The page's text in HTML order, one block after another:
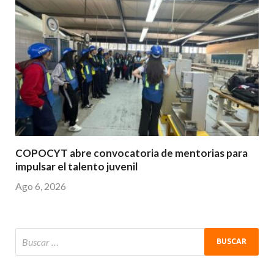
COPOCYT abre convocatoria de mentorias para
impulsar el talento juvenil
Ago 6, 2026